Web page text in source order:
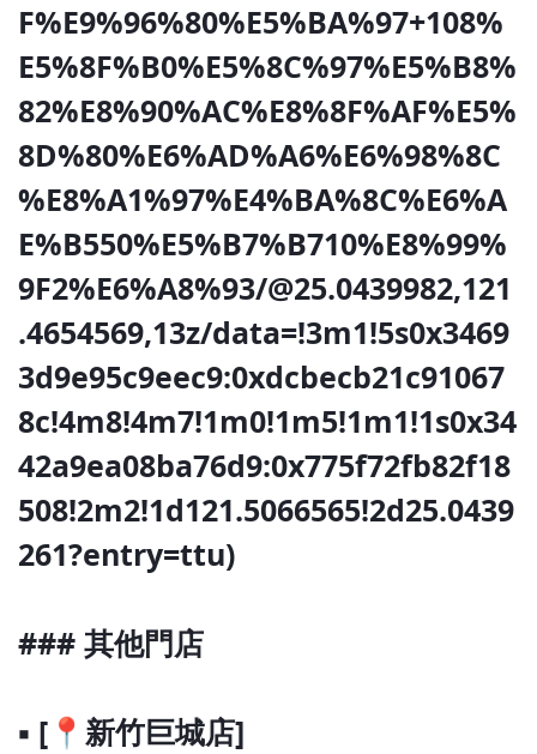
F%E9%96%80%E5%BA%97+108%
E5%8F%B0%E5%8C%97%E5%B8%
82%E8%90%AC%E8%8F%AF%E5%
8D%80%E6%AD%A6%E6%98%8C
%E8%A1%97%E4%BA%8C%E6%A
E%B550%E5%B7%B710%E8%99%
9F2%E6%A8%93/@25.0439982,121
.4654569,13z/data=!3m1!5s0x3469
3d9e95c9eec9:0xdcbecb21c91067
8c!4m8!4m7!1m0!1m5!1m1!1s0x34
42a9ea08ba76d9:0x775f72fb82f18
508!2m2!1d121.5066565!2d25.0439
261?entry=ttu)
### 其他門店
▪ [📍新竹巨城店]